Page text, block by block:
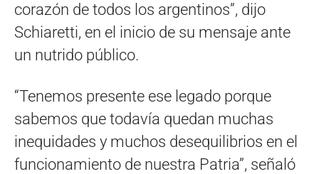
corazón de todos los argentinos”, dijo
Schiaretti, en el inicio de su mensaje ante
un nutrido público.
“Tenemos presente ese legado porque
sabemos que todavía quedan muchas
inequidades y muchos desequilibrios en el
funcionamiento de nuestra Patria”, señaló